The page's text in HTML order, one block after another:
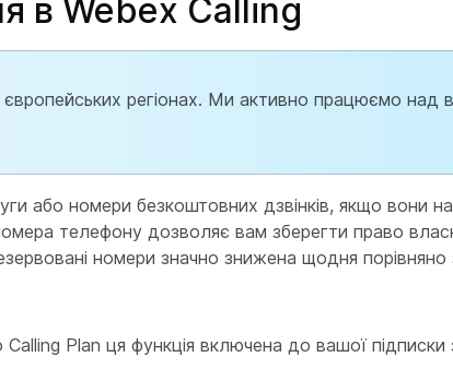
в Webex Calling
регіонах. Ми активно працюємо над
або номери безкоштовних дзвінків, якщо вони
телефону дозволяє вам зберегти право
номери значно знижена щодня
Plan ця функція включена до вашої